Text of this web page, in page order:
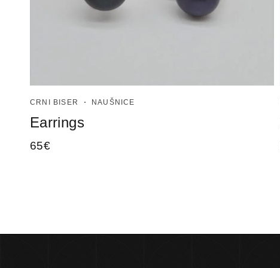
CRNI BISER NAUŠNICE
Earrings
65€